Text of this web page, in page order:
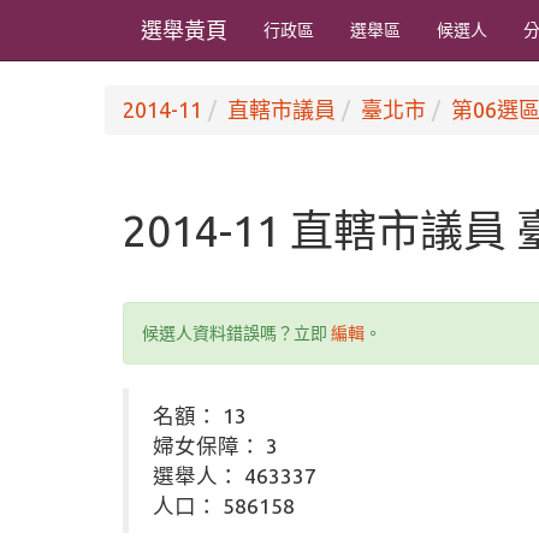
選舉黃頁 行政區 選舉區 候選人
2014-11 直轄市議員 臺北市 第06選
2014-11 直轄市議員
候選人資料錯誤嗎？立即 編輯 。
名額： 13
婦女保障： 3
選舉人： 463337
人口： 586158